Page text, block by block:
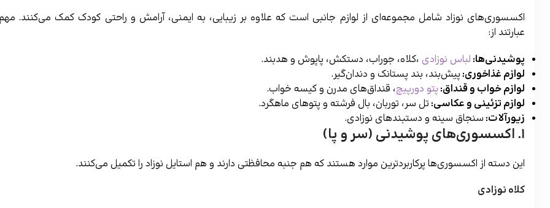
اکسسوری‌های نوزاد شامل مجموعه‌ای از لوازم جانبی است که علاوه بر زیبایی، به ایمنی، آرامش و راحتی کودک کمک می‌کنند.
عبارتند از:
پوشیدنی‌ها: لباس نوزادی ،کلاه، جوراب، دستکش، پاپوش و هدبند.
لوازم غذاخوری: پیش‌بند، بند پستانک و دندان‌گیر.
لوازم خواب و قنداق: پتو دورپیچ، قنداق‌های مدرن و کیسه خواب.
لوازم تزئینی و عکاسی: تل سر، توربان، بال فرشته و پتوهای ماهگرد.
زیورآلات: سنجاق سینه و دستبندهای نوزادی.
۱. اکسسوری‌های پوشیدنی (سر و پا)
این دسته از اکسسوری‌ها پرکاربردترین موارد هستند که هم جنبه محافظتی دارند و هم استایل نوزاد را تکمیل می‌کنند.
کلاه نوزادی